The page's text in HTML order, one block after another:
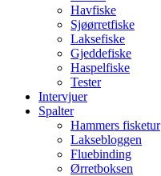
Havfiske
Sjøørretfiske
Laksefiske
Gjeddefiske
Haspelfiske
Tester
Intervjuer
Spalter
Hammers fisketur
Laksebloggen
Fluebinding
Ørretboksen